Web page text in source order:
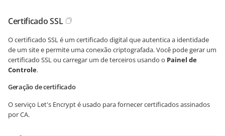
Certificado SSL
O certificado SSL é um certificado digital que autentica a identidade
de um site e permite uma conexão criptografada. Você pode gerar um
certificado SSL ou carregar um de terceiros usando o Painel de
Controle.
Geração de certificado
O serviço Let's Encrypt é usado para fornecer certificados assinados
por CA.